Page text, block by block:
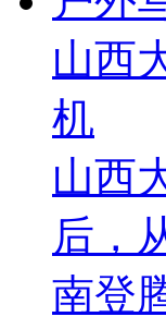
山西
机
山西
后，
南登